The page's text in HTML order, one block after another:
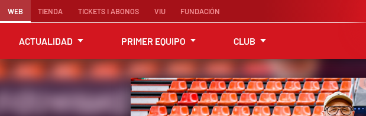
WEB TIENDA TICKETS I ABONOS VIU FUNDACIÓN
ACTUALIDAD PRIMER EQUIPO CLUB